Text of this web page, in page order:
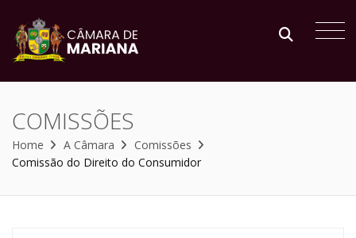
COMISSÕES
Home A Câmara
Comissões
Comissão do Direito do Consumidor